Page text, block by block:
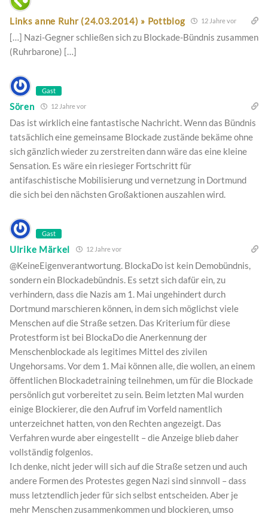
Links anne Ruhr (24.03.2014) » Pottblog 12 Jahre vor
[…] Nazi-Gegner schließen sich zu Blockade-Bündnis zusammen
(Ruhrbarone) […]
Gast
Sören 12 Jahre vor
Das ist wirklich eine fantastische Nachricht. Wenn das Bündnis
tatsächlich eine gemeinsame Blockade zustände bekäme ohne
sich gänzlich wieder zu zerstreiten dann wäre das eine kleine
Sensation. Es wäre ein riesieger Fortschritt für
antifaschistische Mobilisierung und vernetzung in Dortmund
die sich bei den nächsten Großaktionen auszahlen wird.
Gast
Ulrike Märkel 12 Jahre vor
@KeineEigenverantwortung. BlockaDo ist kein Demobündnis,
sondern ein Blockadebündnis. Es setzt sich dafür ein, zu
verhindern, dass die Nazis am 1. Mai ungehindert durch
Dortmund marschieren können, in dem sich möglichst viele
Menschen auf die Straße setzen. Das Kriterium für diese
Protestform ist bei BlockaDo die Anerkennung der
Menschenblockade als legitimes Mittel des zivilen
Ungehorsams. Vor dem 1. Mai können alle, die wollen, an einem
öffentlichen Blockadetraining teilnehmen, um für die Blockade
persönlich gut vorbereitet zu sein. Beim letzten Mal wurden
einige Blockierer, die den Aufruf im Vorfeld namentlich
unterzeichnet hatten, von den Rechten angezeigt. Das
Verfahren wurde aber eingestellt – die Anzeige blieb daher
vollständig folgenlos.
Ich denke, nicht jeder will sich auf die Straße setzen und auch
andere Formen des Protestes gegen Nazi sind sinnvoll – dass
muss letztendlich jeder für sich selbst entscheiden. Aber je
mehr Menschen zusammenkommen und blockieren, umso